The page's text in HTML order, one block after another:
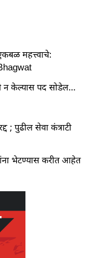
महत्त्वाचे:
न केल्यास पद सोडेल…
; पुढील सेवा कंत्राटी
भेटण्यास करीत आहेत